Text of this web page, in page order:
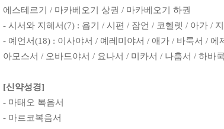
에스테르기 / 마카베오기 상권 / 마카베오기 하권
- 시서와 지혜서(7) : 욥기 / 시편 / 잠언 / 코헬렛 / 아가 /
- 예언서(18) : 이사야서 / 예레미야서 / 애가 / 바룩서 /
아모스서 / 오바드야서 / 요나서 / 미카서 / 나훔서 / 하바
[신약성경]
- 마태오 복음서
- 마르코복음서